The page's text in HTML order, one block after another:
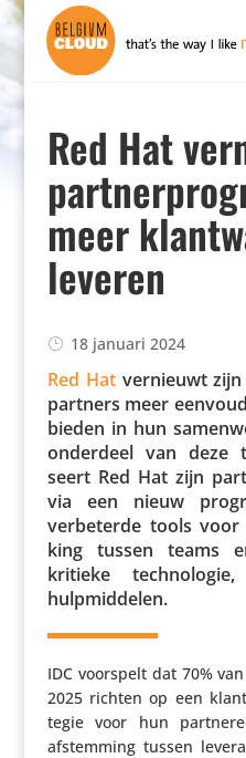
Red Hat
meer
leveren
18 januari 2024
Red Hatvernieuwt zijn
partners meer
bieden in hun
onderdeel van deze
seert Red Hat zijn
via een nieuw
verbe­terde tools
king tussen teams
kritieke
hulpmiddelen.
IDC voorspelt dat 70%
2025 richten op een
tegie voor hun
afstem­ming tussen